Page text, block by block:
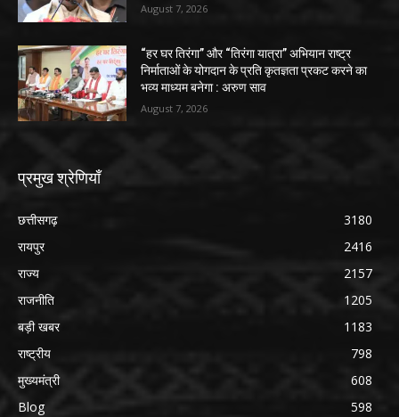
August 7, 2026
“हर घर तिरंगा” और “तिरंगा यात्रा” अभियान राष्ट्र
निर्माताओं के योगदान के प्रति कृतज्ञता प्रकट करने का
भव्य माध्यम बनेगा : अरुण साव
August 7, 2026
प्रमुख श्रेणियाँ
छत्तीसगढ़
3180
रायपुर
2416
राज्य
2157
राजनीति
1205
बड़ी खबर
1183
राष्ट्रीय
798
मुख्यमंत्री
608
Blog
598